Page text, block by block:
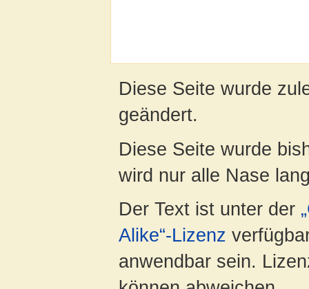
Diese Seite wurde
geändert.
Diese Seite wurde
wird nur alle Nase
Der Text ist unter der
Alike“-Lizenz
anwendbar sein.